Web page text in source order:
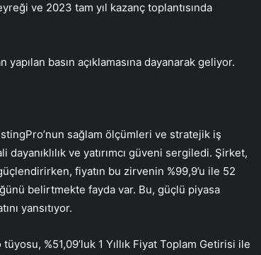
ve 2023 tam yıl kazanç toplantısında
basın açıklamasına dayanarak geliyor.
sağlam ölçümleri ve stratejik iş
ve yatırımcı güveni sergiledi. Şirket,
fiyatın bu zirvenin %99,9’u ile 52
belirtmekte fayda var. Bu, güçlü piyasa
yansıtıyor.
%51,09’luk 1 Yıllık Fiyat Toplam Getirisi ile